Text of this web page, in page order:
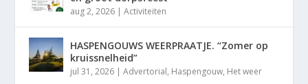
aug 2, 2026 |Activiteiten
HASPENGOUWS WEERPRAATJE. “Zomer op
kruissnelheid”
jul 31, 2026 |Advertorial, Haspengouw, Het weer